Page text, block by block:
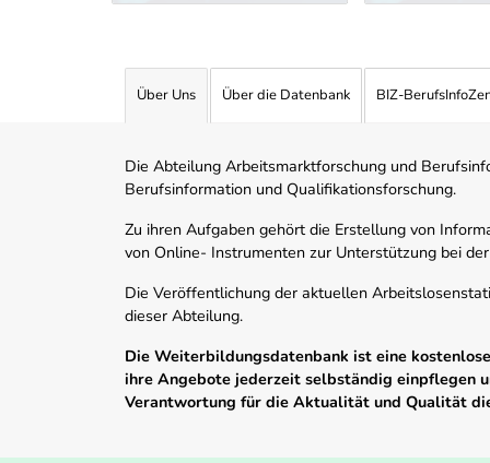
Über Uns Über die Datenbank BIZ-
Die Abteilung Arbeitsmarktforschung und
Berufsinformation und Qualifikationsforschung.
Zu ihren Aufgaben gehört die Erstellung von
von Online- Instrumenten zur Unterstützung bei
Die Veröffentlichung der aktuellen
dieser Abteilung.
Die Weiterbildungsdatenbank ist eine
ihre Angebote jederzeit selbständig einpflegen
Verantwortung für die Aktualität und Qualität